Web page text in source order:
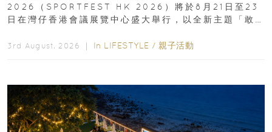
2026（SPORTFEST HK 2026）將於8月21日至23
日在灣仔香港會議展覽中心盛大舉行，以全新主題「敢
3rd August, 2026 ｜ In LIFESTYLE / 親子活動